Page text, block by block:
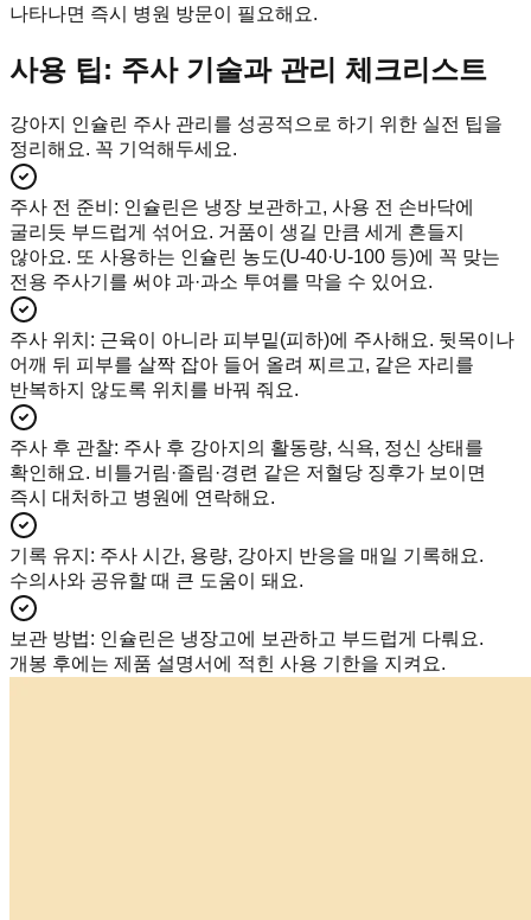
나타나면 즉시 병원 방문이 필요해요.
사용 팁: 주사 기술과 관리 체크리스트
강아지 인슐린 주사 관리를 성공적으로 하기 위한 실전 팁을
정리해요. 꼭 기억해두세요.
주사 전 준비 : 인슐린은 냉장 보관하고, 사용 전 손바닥에
굴리듯 부드럽게 섞어요. 거품이 생길 만큼 세게 흔들지
않아요. 또 사용하는 인슐린 농도(U-40·U-100 등)에 꼭 맞는
전용 주사기를 써야 과·과소 투여를 막을 수 있어요.
주사 위치 : 근육이 아니라 피부밑(피하)에 주사해요. 뒷목이나
어깨 뒤 피부를 살짝 잡아 들어 올려 찌르고, 같은 자리를
반복하지 않도록 위치를 바꿔 줘요.
주사 후 관찰: 주사 후 강아지의 활동량, 식욕, 정신 상태를
확인해요. 비틀거림·졸림·경련 같은 저혈당 징후가 보이면
즉시 대처하고 병원에 연락해요.
기록 유지 : 주사 시간, 용량, 강아지 반응을 매일 기록해요.
수의사와 공유할 때 큰 도움이 돼요.
보관 방법: 인슐린은 냉장고에 보관하고 부드럽게 다뤄요.
개봉 후에는 제품 설명서에 적힌 사용 기한을 지켜요.